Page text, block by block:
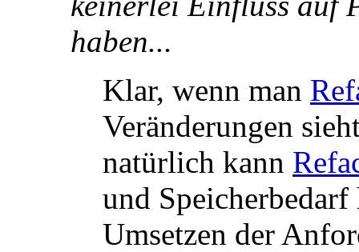
haben...
Klar, wenn man
Veränderungen
natürlich kann
und Speicherbedarf
Umsetzen der